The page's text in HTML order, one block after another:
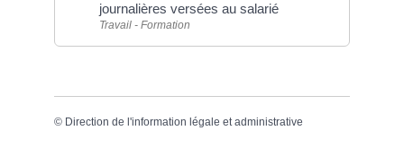
journalières versées au salarié
Travail - Formation
© Direction de l'information légale et administrative